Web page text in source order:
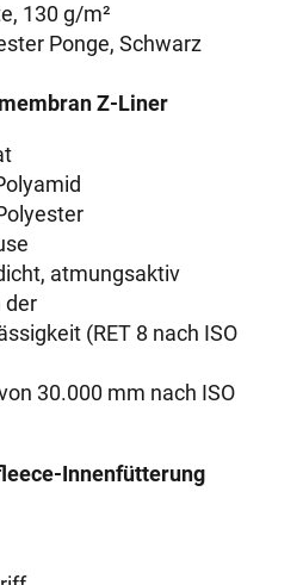
130 g/m²
Ponge, Schwarz
Z-Liner
atmungsaktiv
der
(RET 8 nach ISO
30.000 mm nach ISO
Innenfütterung